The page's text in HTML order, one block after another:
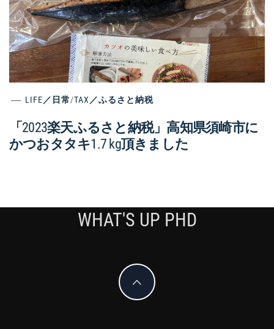
LIFE／日常/TAX／ふるさと納税
「2023楽天ふるさと納税」高知県須崎市に
かつおタタキ1.7 kg頂きました
WHAT'S UP PHD